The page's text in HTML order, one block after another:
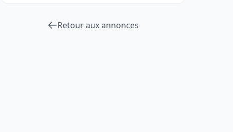
Retour aux annonces